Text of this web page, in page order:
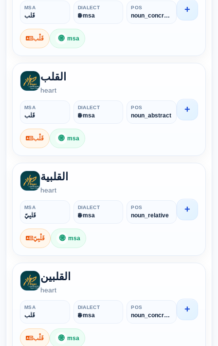
MSA
قَلْب
DIALECT
🌐 msa
POS
noun_concrete
قَلْب 🌐 msa
+
القلب
heart
MSA
قَلْب
DIALECT
🌐 msa
POS
noun_abstract
قَلْب 🌐 msa
+
القلبية
heart
MSA
قَلْبِيّ
DIALECT
🌐 msa
POS
noun_relative
قَلْبِيّ 🌐 msa
+
القلبين
heart
MSA
قَلْب
DIALECT
🌐 msa
POS
noun_concrete
قَلْب 🌐 msa
+